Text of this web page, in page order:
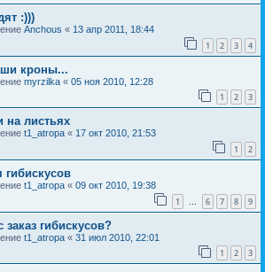
:)))
Anchous « 13 апр 2011, 18:44
1 2 3 4
кроны...
myrzilka « 05 ноя 2010, 12:28
1 2 3
на листьях
t1_atropa « 17 окт 2010, 21:53
1 2
гибискусов
t1_atropa « 09 окт 2010, 19:38
1 … 6 7 8 9
заказ гибискусов?
t1_atropa « 31 июл 2010, 22:01
1 2 3